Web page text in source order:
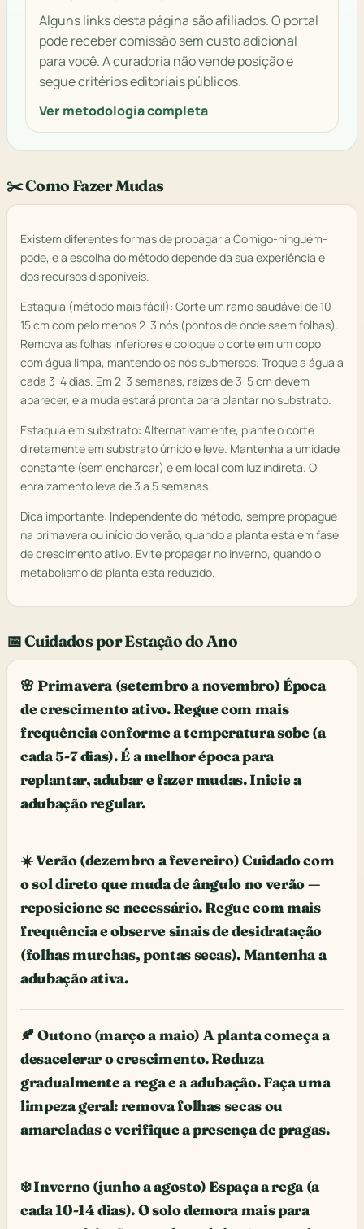
Alguns links desta página são afiliados. O portal
pode receber comissão sem custo adicional
para você. A curadoria não vende posição e
segue critérios editoriais públicos.
Ver metodologia completa
✂️ Como Fazer Mudas
Existem diferentes formas de propagar a Comigo-ninguém-
pode, e a escolha do método depende da sua experiência e
dos recursos disponíveis.
Estaquia (método mais fácil): Corte um ramo saudável de 10-
15 cm com pelo menos 2-3 nós (pontos de onde saem folhas).
Remova as folhas inferiores e coloque o corte em um copo
com água limpa, mantendo os nós submersos. Troque a água a
cada 3-4 dias. Em 2-3 semanas, raízes de 3-5 cm devem
aparecer, e a muda estará pronta para plantar no substrato.
Estaquia em substrato: Alternativamente, plante o corte
diretamente em substrato úmido e leve. Mantenha a umidade
constante (sem encharcar) e em local com luz indireta. O
enraizamento leva de 3 a 5 semanas.
Dica importante: Independente do método, sempre propague
na primavera ou início do verão, quando a planta está em fase
de crescimento ativo. Evite propagar no inverno, quando o
metabolismo da planta está reduzido.
📅 Cuidados por Estação do Ano
🌸 Primavera (setembro a novembro) Época
de crescimento ativo. Regue com mais
frequência conforme a temperatura sobe (a
cada 5-7 dias). É a melhor época para
replantar, adubar e fazer mudas. Inicie a
adubação regular.
☀️ Verão (dezembro a fevereiro) Cuidado com
o sol direto que muda de ângulo no verão —
reposicione se necessário. Regue com mais
frequência e observe sinais de desidratação
(folhas murchas, pontas secas). Mantenha a
adubação ativa.
🍂 Outono (março a maio) A planta começa a
desacelerar o crescimento. Reduza
gradualmente a rega e a adubação. Faça uma
limpeza geral: remova folhas secas ou
amareladas e verifique a presença de pragas.
❄️ Inverno (junho a agosto) Espaça a rega (a
cada 10-14 dias). O solo demora mais para